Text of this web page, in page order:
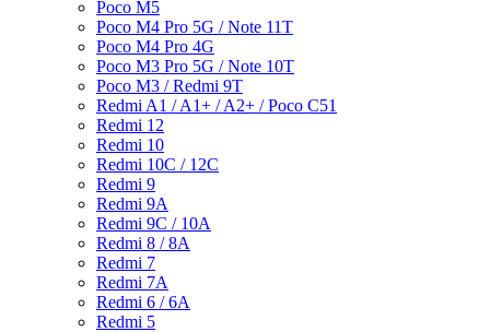
Poco M5
Poco M4 Pro 5G / Note 11T
Poco M4 Pro 4G
Poco M3 Pro 5G / Note 10T
Poco M3 / Redmi 9T
Redmi A1 / A1+ / A2+ / Poco C51
Redmi 12
Redmi 10
Redmi 10C / 12C
Redmi 9
Redmi 9A
Redmi 9C / 10A
Redmi 8 / 8A
Redmi 7
Redmi 7A
Redmi 6 / 6A
Redmi 5